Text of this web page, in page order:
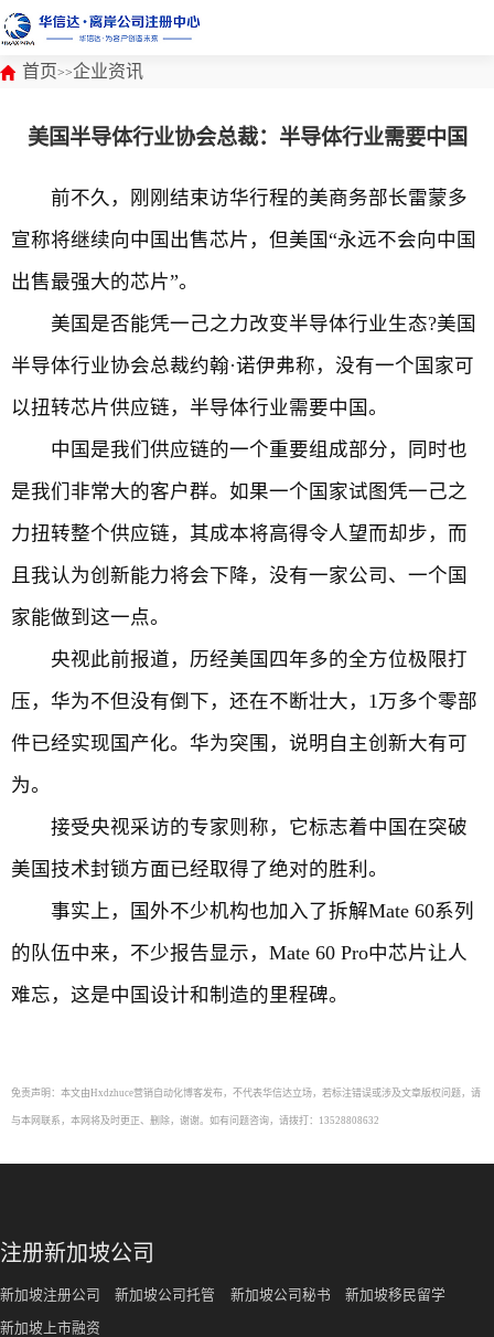
首页>>企业资讯
美国半导体行业协会总裁：半导体行业需要中国
前不久，刚刚结束访华行程的美商务部长雷蒙多
宣称将继续向中国出售芯片，但美国“永远不会向中国
出售最强大的芯片”。
美国是否能凭一己之力改变半导体行业生态?美国
半导体行业协会总裁约翰·诺伊弗称，没有一个国家可
以扭转芯片供应链，半导体行业需要中国。
中国是我们供应链的一个重要组成部分，同时也
是我们非常大的客户群。如果一个国家试图凭一己之
力扭转整个供应链，其成本将高得令人望而却步，而
且我认为创新能力将会下降，没有一家公司、一个国
家能做到这一点。
央视此前报道，历经美国四年多的全方位极限打
压，华为不但没有倒下，还在不断壮大，1万多个零部
件已经实现国产化。华为突围，说明自主创新大有可
为。
接受央视采访的专家则称，它标志着中国在突破
美国技术封锁方面已经取得了绝对的胜利。
事实上，国外不少机构也加入了拆解Mate 60系列
的队伍中来，不少报告显示，Mate 60 Pro中芯片让人
难忘，这是中国设计和制造的里程碑。
免责声明：本文由Hxdzhuce营销自动化博客发布，不代表华信达立场，若标注错误或涉及文章版权问题，请
与本网联系，本网将及时更正、删除，谢谢。如有问题咨询，请拨打：13528808632
注册新加坡公司
新加坡注册公司 新加坡公司托管 新加坡公司秘书 新加坡移民留学
新加坡上市融资